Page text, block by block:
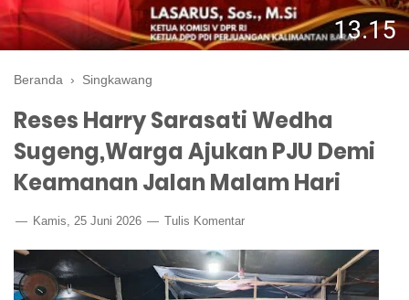
Beranda › Singkawang
Reses Harry Sarasati Wedha
Sugeng,Warga Ajukan PJU Demi
Keamanan Jalan Malam Hari
Kamis, 25 Juni 2026 Tulis Komentar